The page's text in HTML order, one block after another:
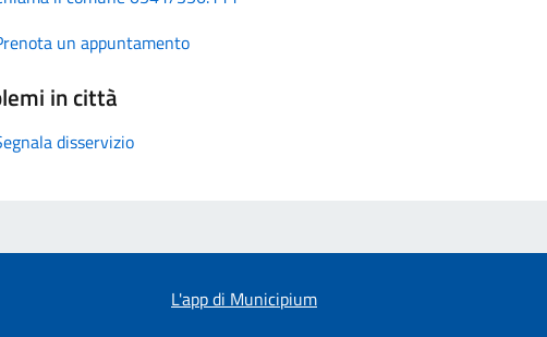
un appuntamento
in città
disservizio
L'app di Municipium